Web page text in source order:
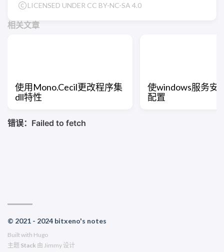
LICENSED UNDER CC BY-NC-SA 4.0
相关文章
使用Mono.Cecil更改程序集
dll特性
使windows服务安
配置
© 2021 - 2024 bitxeno's notes
Built with Hugo
主题 Stack 由 Jimmy设计